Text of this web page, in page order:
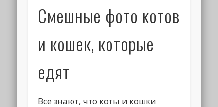
Смешные фото котов
и кошек, которые
едят
Все знают, что коты и кошки